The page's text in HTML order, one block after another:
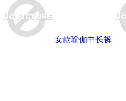
女款瑜伽中长裤